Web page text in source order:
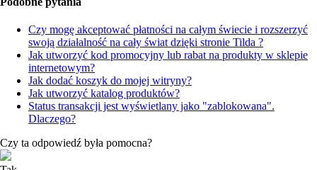
Czy mogę akceptować płatności na całym świecie i rozszerzyć
swoją działalność na cały świat dzięki stronie Tilda ?
Jak utworzyć kod promocyjny lub rabat na produkty w sklepie
internetowym?
Jak dodać koszyk do mojej witryny?
Jak utworzyć katalog produktów?
Status transakcji jest wyświetlany jako "zablokowana".
Dlaczego?
Czy ta odpowiedź była pomocna?